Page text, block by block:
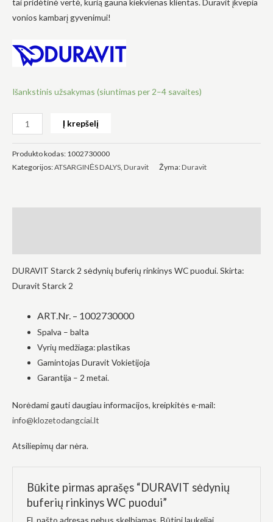
tai pridėtinė vertė, kurią gauna kiekvienas klientas. Duravit įkvepia
vonios kambarį gyvenimui!
Išankstinis užsakymas (siuntimas per 2–4 savaites)
Į krepšelį
Produkto kodas: 1002730000
Kategorijos:ATSARGINĖS DALYS, Duravit Žyma:Duravit
DURAVIT Starck 2 sėdynių buferių rinkinys WC puodui. Skirta:
Duravit Starck 2
ART.Nr. – 1002730000
Spalva – balta
Vyrių medžiaga: plastikas
Gamintojas Duravit Vokietijoja
Garantija – 2 metai.
Norėdami gauti daugiau informacijos, kreipkitės e-mail:
info@klozetodangciai.lt
Atsiliepimų dar nėra.
Būkite pirmas aprašęs “DURAVIT sėdynių
buferių rinkinys WC puodui”
Būtinas
slapukai
yra
reikalingi,
svetainė
veiktų.
Siekdami
į tai, kaip
svetainė yra
Patirtis
Kad mūsų
svetainė
veiktų kuo
geriau jūsų
atsisakysite
šių slapukų,
kai kurios
svetainės
Rinkodara
Dalindamiesi
savo